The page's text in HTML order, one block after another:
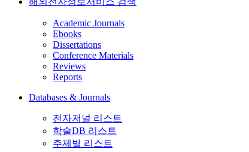
Academic Journals
Ebooks
Dissertations
Conference Materials
Reviews
Reports
Databases & Journals
전자저널 리스트
학술DB 리스트
주제별 리스트